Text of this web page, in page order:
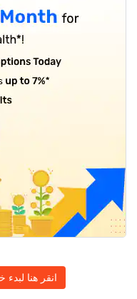
انقر هنا